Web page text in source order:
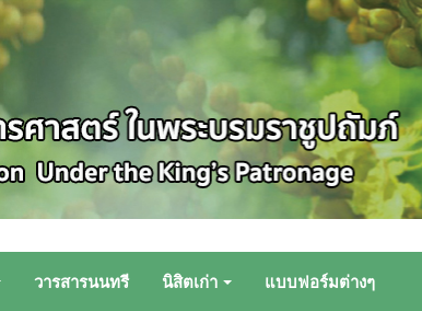
วารสารนนทรี นิสิตเก่า แบบฟอร์มต่างๆ